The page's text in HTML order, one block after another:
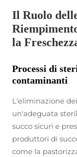
Il Ruolo
la
Processi di
contaminanti
L'eliminazione
un'adeguata
succo sicuri e
produttori di
come la